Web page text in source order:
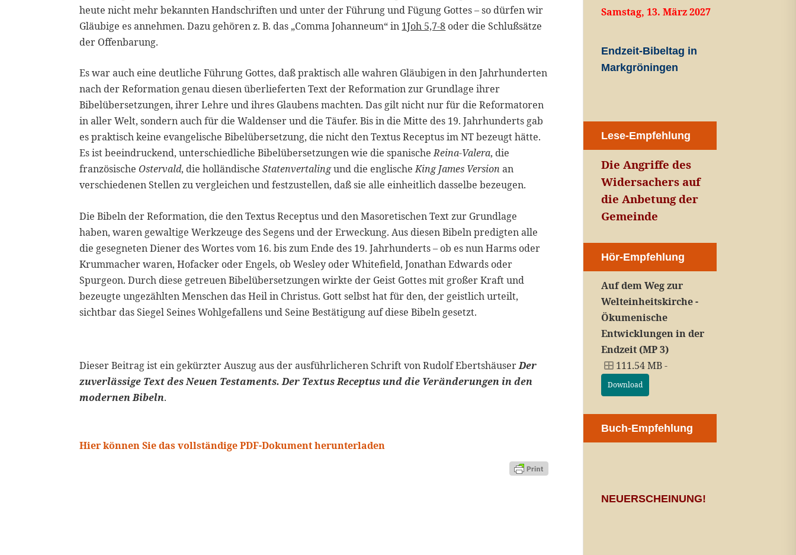
heute nicht mehr bekannten Handschriften und unter der Führung und Fügung Gottes – so dürfen wir
Gläubige es annehmen. Dazu gehören z. B. das „Comma Johanneum“ in 1Joh 5,7-8 oder die Schlußsätze
der Offenbarung.
Es war auch eine deutliche Führung Gottes, daß praktisch alle wahren Gläubigen in den Jahrhunderten
nach der Reformation genau diesen überlieferten Text der Reformation zur Grundlage ihrer
Bibelübersetzungen, ihrer Lehre und ihres Glaubens machten. Das gilt nicht nur für die Reformatoren
in aller Welt, sondern auch für die Waldenser und die Täufer. Bis in die Mitte des 19. Jahrhunderts gab
es praktisch keine evangelische Bibelübersetzung, die nicht den Textus Receptus im NT bezeugt hätte.
Es ist beeindruckend, unterschiedliche Bibelübersetzungen wie die spanischeReina-Valera, die
französischeOstervald, die holländischeStatenvertalingund die englischeKing James Version an
verschiedenen Stellen zu vergleichen und festzustellen, daß sie alle einheitlich dasselbe bezeugen.
Die Bibeln der Reformation, die den Textus Receptus und den Masoretischen Text zur Grundlage
haben, waren gewaltige Werkzeuge des Segens und der Erweckung. Aus diesen Bibeln predigten alle
die gesegneten Diener des Wortes vom 16. bis zum Ende des 19. Jahrhunderts – ob es nun Harms oder
Krummacher waren, Hofacker oder Engels, ob Wesley oder Whitefield, Jonathan Edwards oder
Spurgeon. Durch diese getreuen Bibelübersetzungen wirkte der Geist Gottes mit großer Kraft und
bezeugte ungezählten Menschen das Heil in Christus. Gott selbst hat für den, der geistlich urteilt,
sichtbar das Siegel Seines Wohlgefallens und Seine Bestätigung auf diese Bibeln gesetzt.
Dieser Beitrag ist ein gekürzter Auszug aus der ausführlicheren Schrift von Rudolf EbertshäuserDer
zuverlässige Text des Neuen Testaments. Der Textus Receptus und die Veränderungen in den
modernen Bibeln.
Hier können Sie das vollständige PDF-Dokument herunterladen
Samstag, 13. März 2027
Endzeit-Bibeltag in
Markgröningen
Lese-Empfehlung
Die Angriffe des
Widersachers auf
die Anbetung der
Gemeinde
Hör-Empfehlung
Auf dem Weg zur
Welteinheitskirche -
Ökumenische
Entwicklungen in der
Endzeit (MP 3)
111.54 MB -
Download
Buch-Empfehlung
NEUERSCHEINUNG!